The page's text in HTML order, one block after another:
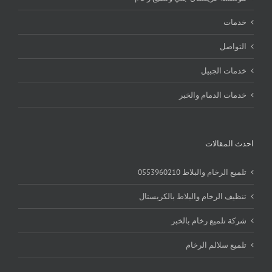
خدمات
التواصل
خدمات الجبيل
خدمات الدمام والخبر
احدث المقالات
تلميع الرخام والبلاط 0553960210
تنظيف الرخام والبلاط بالكريستال
شركة تلميع رخام بالخبر
تلميع سلالم الرخام